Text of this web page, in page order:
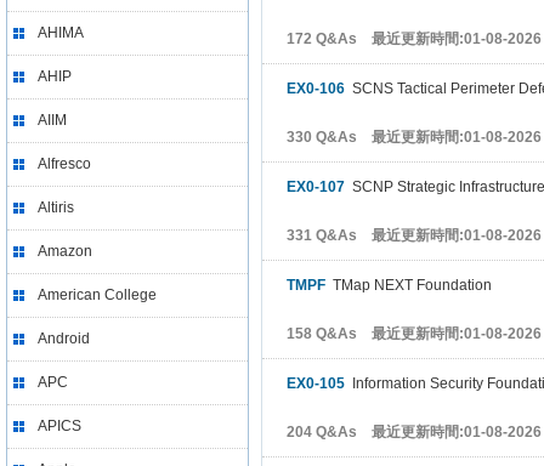
AHIMA
AHIP
AIIM
Alfresco
Altiris
Amazon
American College
Android
APC
APICS
172 Q&As 最近更新時間:01-08-2026
EX0-106 SCNS Tactical Perimeter
330 Q&As 最近更新時間:01-08-2026
EX0-107 SCNP Strategic
331 Q&As 最近更新時間:01-08-2026
TMPF TMap NEXT Foundation
158 Q&As 最近更新時間:01-08-2026
EX0-105 Information Security
204 Q&As 最近更新時間:01-08-2026